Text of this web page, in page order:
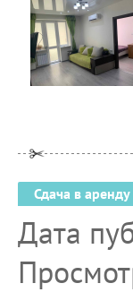
Сдача в
Дата